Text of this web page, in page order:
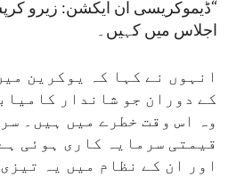
“ڈیموکریسی ان ایکشن: زیرو
اجلاس میں کہیں۔
انہوں نے کہا کہ یوکرین
کے دوران جو شاندار
وہ اس وقت خطرے میں ہیں۔
قیمتی سرمایہ کاری ہوئی
اور ان کے نظام میں یہ